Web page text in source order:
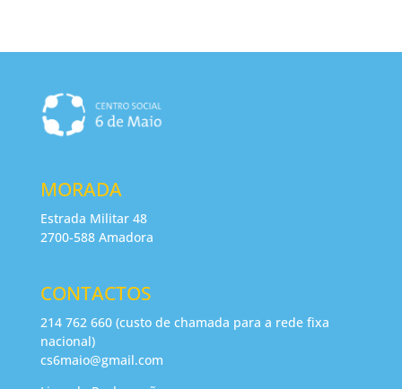
MORADA
Estrada Militar 48
2700-588 Amadora
CONTACTOS
214 762 660 (custo de chamada para a rede fixa
nacional)
cs6maio@gmail.com